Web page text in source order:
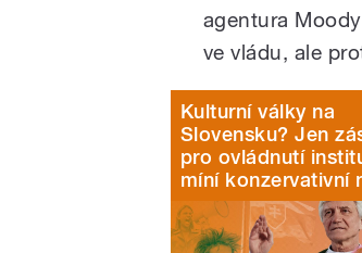
agentura
ve vládu, ale
Kulturní války na
Slovensku? Jen
pro ovládnutí
míní konzervativní